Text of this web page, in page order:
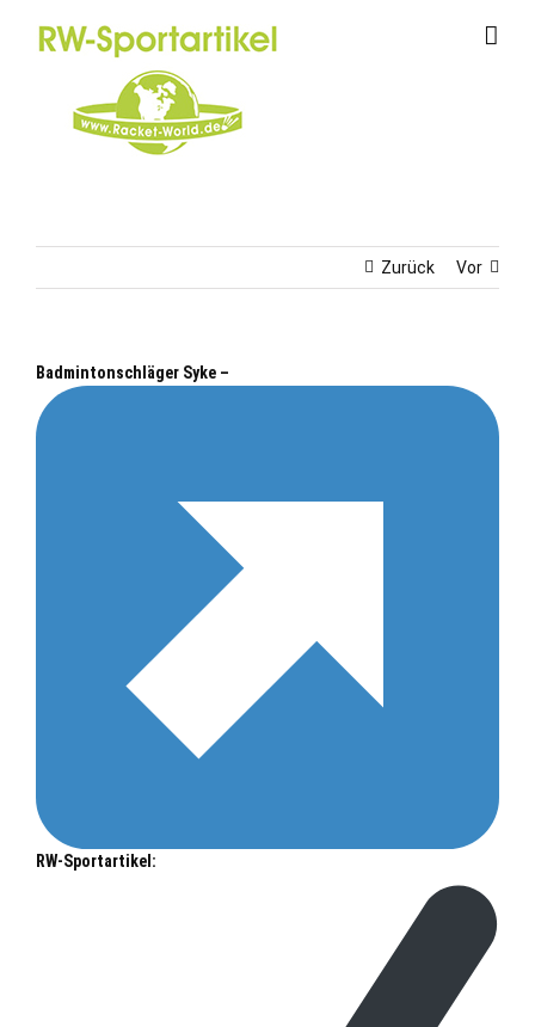
Zurück Vor
Badmintonschläger Syke –
RW-Sportartikel: